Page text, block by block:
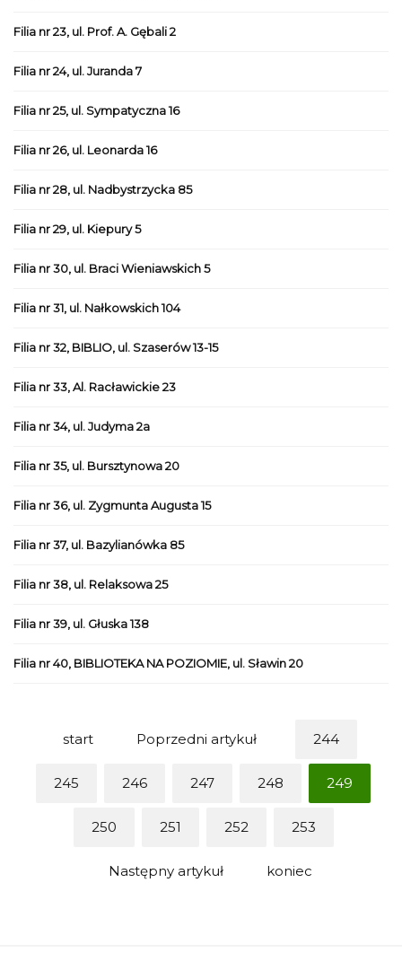
Filia nr 23, ul. Prof. A. Gębali 2
Filia nr 24, ul. Juranda 7
Filia nr 25, ul. Sympatyczna 16
Filia nr 26, ul. Leonarda 16
Filia nr 28, ul. Nadbystrzycka 85
Filia nr 29, ul. Kiepury 5
Filia nr 30, ul. Braci Wieniawskich 5
Filia nr 31, ul. Nałkowskich 104
Filia nr 32, BIBLIO, ul. Szaserów 13-15
Filia nr 33, Al. Racławickie 23
Filia nr 34, ul. Judyma 2a
Filia nr 35, ul. Bursztynowa 20
Filia nr 36, ul. Zygmunta Augusta 15
Filia nr 37, ul. Bazylianówka 85
Filia nr 38, ul. Relaksowa 25
Filia nr 39, ul. Głuska 138
Filia nr 40, BIBLIOTEKA NA POZIOMIE, ul. Sławin 20
start Poprzedni artykuł 244
245 246 247 248 249
250 251 252 253
Następny artykuł koniec